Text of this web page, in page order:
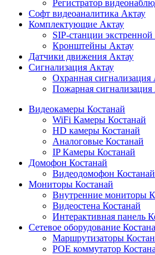
Регистратор
Софт видеоаналитика Актау
Комплектующие Актау
SIP-станции
Кронштейны Актау
Датчики движения Актау
Сигнализация Актау
Охранная сигнализация
Пожарная сигнализация
Видеокамеры Костанай
WiFi Камеры Костанай
HD камеры Костанай
Аналоговые Костанай
IP Камеры Костанай
Домофон Костанай
Видеодомофон Костанай
Мониторы Костанай
Внутренние мониторы
Видеостена Костанай
Интерактивная панель
Сетевое оборудование
Маршрутизаторы
POE коммутатор